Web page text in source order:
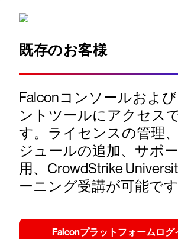
既存のお客様
Falconコンソールおよ
ントツールにアクセス
す。ライセンスの管理
ジュールの追加、サポ
用、CrowdStrike
ーニング受講が可能です
Falconプラットフォームログ